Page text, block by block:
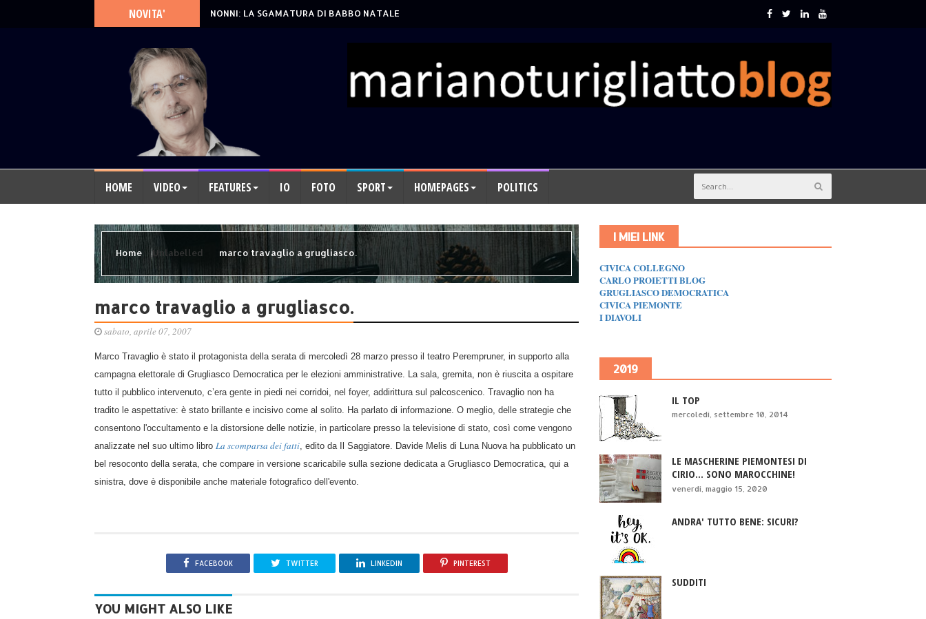
NOVITA' NONNI: LA SGAMATURA DI BABBO NATALE
HOME VIDEO FEATURES IO FOTO SPORT HOMEPAGES POLITICS
Home Unlabelled marco travaglio a grugliasco.
marco travaglio a grugliasco.
sabato, aprile 07, 2007
Marco Travaglio è stato il protagonista della serata di mercoledì 28 marzo presso il teatro Perempruner, in supporto alla
campagna elettorale di Grugliasco Democratica per le elezioni amministrative. La sala, gremita, non è riuscita a ospitare
tutto il pubblico intervenuto, c’era gente in piedi nei corridoi, nel foyer, addirittura sul palcoscenico. Travaglio non ha
tradito le aspettative: è stato brillante e incisivo come al solito. Ha parlato di informazione. O meglio, delle strategie che
consentono l'occultamento e la distorsione delle notizie, in particolare presso la televisione di stato, così come vengono
analizzate nel suo ultimo libro La scomparsa dei fatti , edito da Il Saggiatore. Davide Melis di Luna Nuova ha pubblicato un
bel resoconto della serata, che compare in versione scaricabile sulla sezione dedicata a Grugliasco Democratica, qui a
sinistra, dove è disponibile anche materiale fotografico dell'evento.
FACEBOOK TWITTER LINKEDIN PINTEREST
YOU MIGHT ALSO LIKE
I MIEI LINK
CIVICA COLLEGNO
CARLO PROIETTI BLOG
GRUGLIASCO DEMOCRATICA
CIVICA PIEMONTE
I DIAVOLI
2019
IL TOP
mercoledì, settembre 10, 2014
LE MASCHERINE PIEMONTESI DI
CIRIO... SONO MAROCCHINE!
venerdì, maggio 15, 2020
ANDRA' TUTTO BENE: SICURI?
SUDDITI